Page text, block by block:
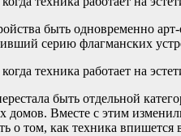
быть одновременно
серию флагманских
быть отдельной
домов. Вместе с этим
о том, как техника впишется